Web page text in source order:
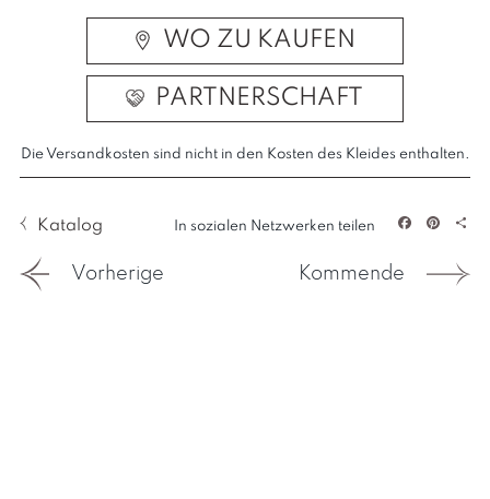
WO ZU KAUFEN
PARTNERSCHAFT
Die Versandkosten sind nicht in den Kosten des Kleides enthalten.
Katalog In sozialen Netzwerken teilen
Vorherige
Kommende